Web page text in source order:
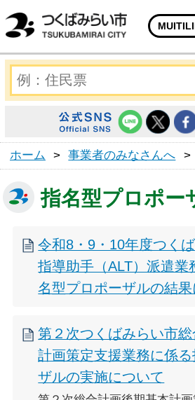
ホーム > 事業者のみなさんへ >
指名型プロポー
令和8・9・10年度つく
指導助手（ALT）派遣業
名型プロポーザルの結
第２次つくばみらい市
計画策定支援業務に係
ザルの実施について